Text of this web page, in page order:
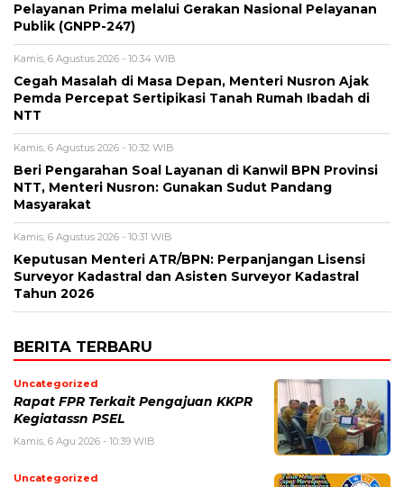
Pelayanan Prima melalui Gerakan Nasional Pelayanan
Publik (GNPP-247)
Kamis, 6 Agustus 2026 - 10:34 WIB
Cegah Masalah di Masa Depan, Menteri Nusron Ajak
Pemda Percepat Sertipikasi Tanah Rumah Ibadah di
NTT
Kamis, 6 Agustus 2026 - 10:32 WIB
Beri Pengarahan Soal Layanan di Kanwil BPN Provinsi
NTT, Menteri Nusron: Gunakan Sudut Pandang
Masyarakat
Kamis, 6 Agustus 2026 - 10:31 WIB
Keputusan Menteri ATR/BPN: Perpanjangan Lisensi
Surveyor Kadastral dan Asisten Surveyor Kadastral
Tahun 2026
BERITA TERBARU
Uncategorized
Rapat FPR Terkait Pengajuan KKPR
Kegiatassn PSEL
Kamis, 6 Agu 2026 - 10:39 WIB
Uncategorized